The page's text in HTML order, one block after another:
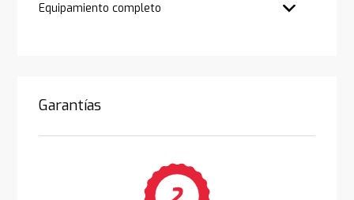
Equipamiento completo
Garantías